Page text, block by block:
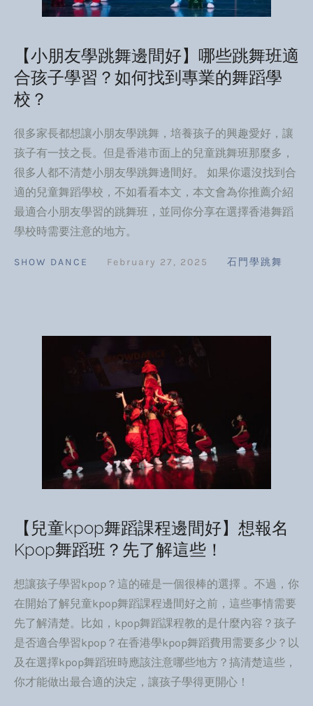
【小朋友學跳舞邊間好】哪些跳舞班適
合孩子學習？如何找到專業的舞蹈學
校？
很多家長都想讓小朋友學跳舞，培養孩子的興趣愛好，讓
孩子有一技之長。但是香港市面上的兒童跳舞班那麼多，
很多人都不清楚小朋友學跳舞邊間好。 如果你還沒找到合
適的兒童舞蹈學校，不如看看本文，本文會為你推薦介紹
最適合小朋友學習的跳舞班，並同你分享在選擇香港舞蹈
學校時需要注意的地方。
SHOW DANCE February 27, 2025 石門學跳舞
【兒童kpop舞蹈課程邊間好】想報名
Kpop舞蹈班？先了解這些！
想讓孩子學習kpop？這的確是一個很棒的選擇 。不過，你
在開始了解兒童kpop舞蹈課程邊間好之前，這些事情需要
先了解清楚。比如，kpop舞蹈課程教的是什麼內容？孩子
是否適合學習kpop？在香港學kpop舞蹈費用需要多少？以
及在選擇kpop舞蹈班時應該注意哪些地方？搞清楚這些，
你才能做出最合適的決定，讓孩子學得更開心！